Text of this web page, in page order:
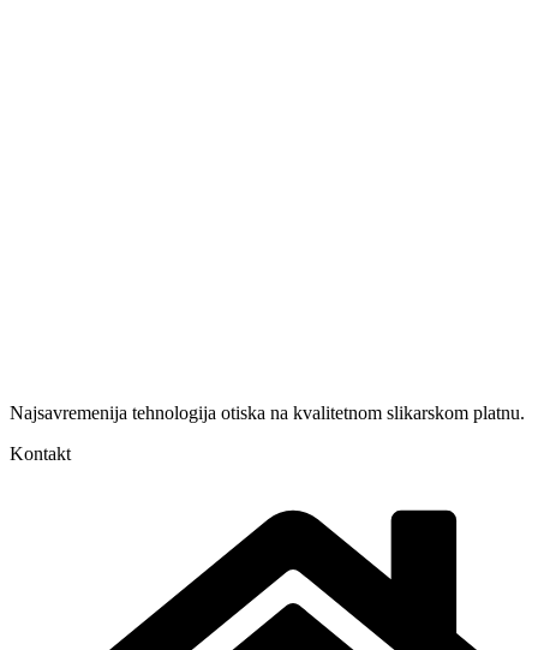
Najsavremenija tehnologija otiska na kvalitetnom slikarskom platnu.
Kontakt